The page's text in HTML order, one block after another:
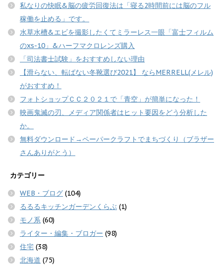
私なりの快眠&脳の疲労回復法は「寝る2時間前には脳のフル
稼働を止める」です。
水草水槽&エビを撮影したくてミラーレス一眼「富士フィルム
のxs-10」&ハーフマクロレンズ購入
「司法書士試験」をおすすめしない理由
【滑らない、転ばない冬靴選び2021】 ならMERRELL(メレル)
がおすすめ！
フォトショップＣＣ２０２１で「青空」が簡単になった！
映画鬼滅の刃、メディア関係者はヒット要因をどう分析した
か。
無料ダウンロード→ペーパークラフトでまちづくり（ブラザー
さんありがとう）
カテゴリー
WEB・ブログ (104)
るるるキッチンガーデンくらぶ (1)
モノ系 (60)
ライター・編集・ブロガー (98)
住宅 (38)
北海道 (75)